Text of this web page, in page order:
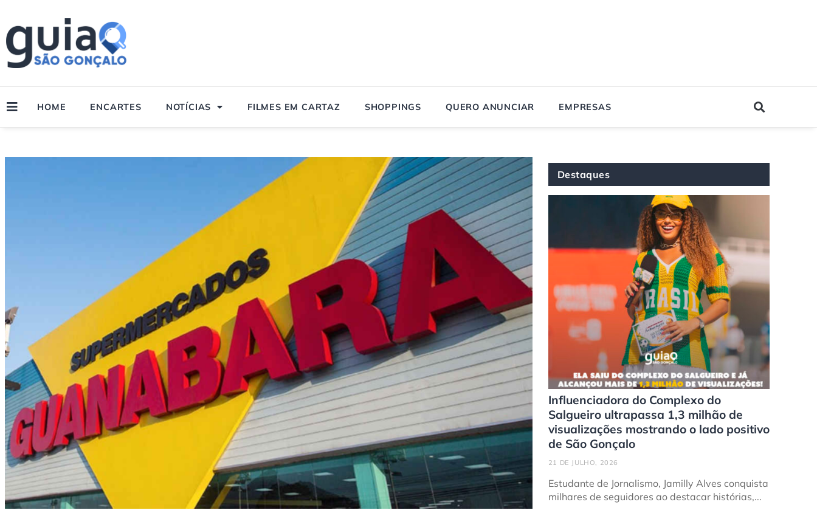
para
conteúdo
HOME ENCARTES NOTÍCIAS FILMES EM CARTAZ SHOPPINGS QUERO ANUNCIAR EMPRESAS
Destaques
Influenciadora do Complexo do
Salgueiro ultrapassa 1,3 milhão de
visualizações mostrando o lado positivo
de São Gonçalo
21 DE JULHO, 2026
Estudante de Jornalismo, Jamilly Alves conquista
milhares de seguidores ao destacar histórias,...